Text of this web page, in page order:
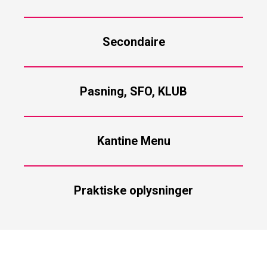
Secondaire
Pasning, SFO, KLUB
Kantine Menu
Praktiske oplysninger